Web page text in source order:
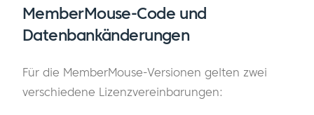
MemberMouse-Code und
Datenbankänderungen
Für die MemberMouse-Versionen gelten zwei
verschiedene Lizenzvereinbarungen: